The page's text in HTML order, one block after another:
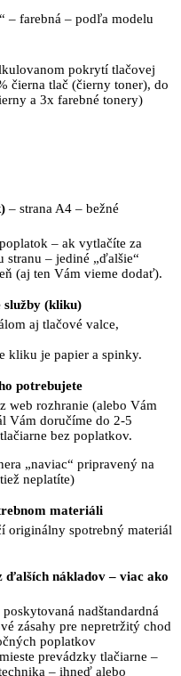
– farebná – podľa modelu
pokrytí tlačovej
čierna tlač (čierny toner), do
a 3x farebné tonery)
– strana A4 – bežné
– ak vytlačíte za
stranu – jediné „ďalšie“
(aj ten Vám vieme dodať).
služby (kliku)
aj tlačové valce,
kliku je papier a spinky.
potrebujete
web rozhranie (alebo Vám
Vám doručíme do 2-5
bez poplatkov.
„naviac“ pripravený na
neplatíte)
materiáli
originálny spotrebný materiál
ďalších nákladov – viac ako
nadštandardná
zásahy pre nepretržitý chod
poplatkov
prevádzky tlačiarne –
– ihneď alebo